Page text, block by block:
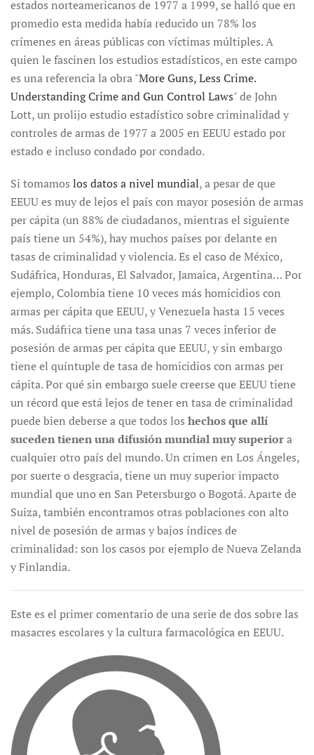
estados norteamericanos de 1977 a 1999, se halló que en
promedio esta medida había reducido un 78% los
crímenes en áreas públicas con víctimas múltiples. A
quien le fascinen los estudios estadísticos, en este campo
es una referencia la obra "More Guns, Less Crime.
Understanding Crime and Gun Control Laws" de John
Lott, un prolijo estudio estadístico sobre criminalidad y
controles de armas de 1977 a 2005 en EEUU estado por
estado e incluso condado por condado.
Si tomamos los datos a nivel mundial, a pesar de que
EEUU es muy de lejos el país con mayor posesión de armas
per cápita (un 88% de ciudadanos, mientras el siguiente
país tiene un 54%), hay muchos países por delante en
tasas de criminalidad y violencia. Es el caso de México,
Sudáfrica, Honduras, El Salvador, Jamaica, Argentina… Por
ejemplo, Colombia tiene 10 veces más homicidios con
armas per cápita que EEUU, y Venezuela hasta 15 veces
más. Sudáfrica tiene una tasa unas 7 veces inferior de
posesión de armas per cápita que EEUU, y sin embargo
tiene el quíntuple de tasa de homicidios con armas per
cápita. Por qué sin embargo suele creerse que EEUU tiene
un récord que está lejos de tener en tasa de criminalidad
puede bien deberse a que todos los hechos que allí
suceden tienen una difusión mundial muy superiora
cualquier otro país del mundo. Un crimen en Los Ángeles,
por suerte o desgracia, tiene un muy superior impacto
mundial que uno en San Petersburgo o Bogotá. Aparte de
Suiza, también encontramos otras poblaciones con alto
nivel de posesión de armas y bajos índices de
criminalidad: son los casos por ejemplo de Nueva Zelanda
y Finlandia.
Este es el primer comentario de una serie de dos sobre las
masacres escolares y la cultura farmacológica en EEUU.